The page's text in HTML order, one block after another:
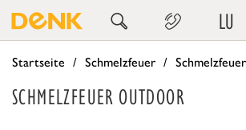
LU
Startseite Schmelzfeuer
SCHMELZFEUER OUTDOOR